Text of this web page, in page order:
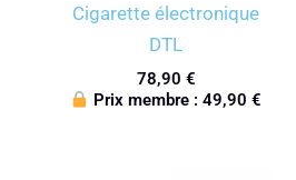
Cigarette électronique
DTL
78,90 €
Prix membre :49,90€